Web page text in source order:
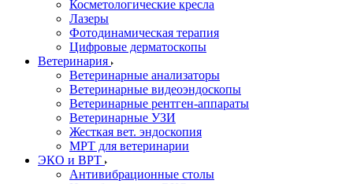
Косметологические кресла
Лазеры
Фотодинамическая терапия
Цифровые дерматоскопы
Ветеринария
Ветеринарные анализаторы
Ветеринарные видеоэндоскопы
Ветеринарные рентген-аппараты
Ветеринарные УЗИ
Жесткая вет. эндоскопия
МРТ для ветеринарии
ЭКО и ВРТ
Антивибрационные столы